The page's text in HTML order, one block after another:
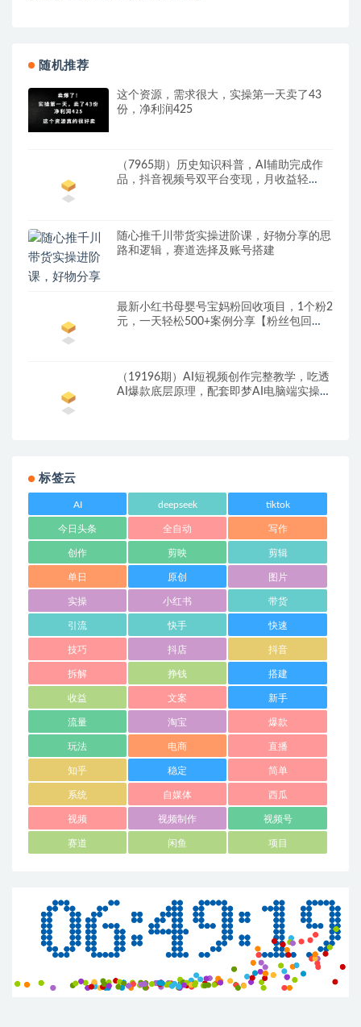
随机推荐
这个资源，需求很大，实操第一天卖了43
份，净利润425
（7965期）历史知识科普，AI辅助完成作
品，抖音视频号双平台变现，月收益轻
随心推千川带货实操进阶课，​好物分享的思
路和逻辑，赛道选择及账号搭建
最新小红书母婴号宝妈粉回收项目，1个粉2
元，一天轻松500+案例分享【粉丝包回
（19196期）AI短视频创作完整教学，吃透
AI爆款底层原理，配套即梦AI电脑端实操演
标签云
AI deepseek tiktok
今日头条 全自动 写作
创作 剪映 剪辑
单日 原创 图片
实操 小红书 带货
引流 快手 快速
技巧 抖店 抖音
拆解 挣钱 搭建
收益 文案 新手
流量 淘宝 爆款
玩法 电商 直播
知乎 稳定 简单
系统 自媒体 西瓜
视频 视频制作 视频号
赛道 闲鱼 项目